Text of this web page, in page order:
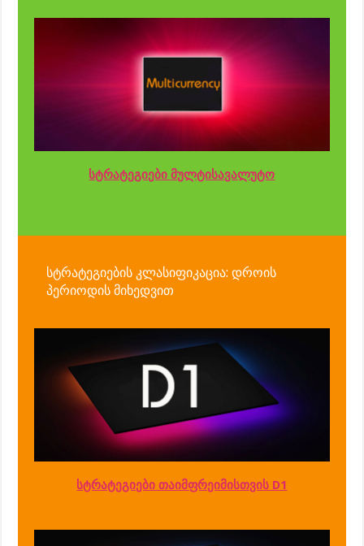
სტრატეგიები მულტისავალუტო
სტრატეგიების კლასიფიკაცია: დროის
პერიოდის მიხედვით
სტრატეგიები თაიმფრეიმისთვის D1